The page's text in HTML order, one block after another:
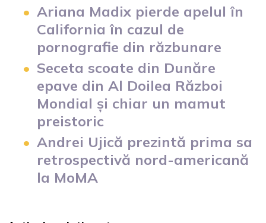
Ariana Madix pierde apelul în
California în cazul de
pornografie din răzbunare
Seceta scoate din Dunăre
epave din Al Doilea Război
Mondial și chiar un mamut
preistoric
Andrei Ujică prezintă prima sa
retrospectivă nord-americană
la MoMA